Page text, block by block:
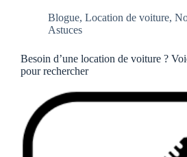
Blogue, Location de voiture,
Astuces
Besoin d’une location de voiture ?
pour rechercher